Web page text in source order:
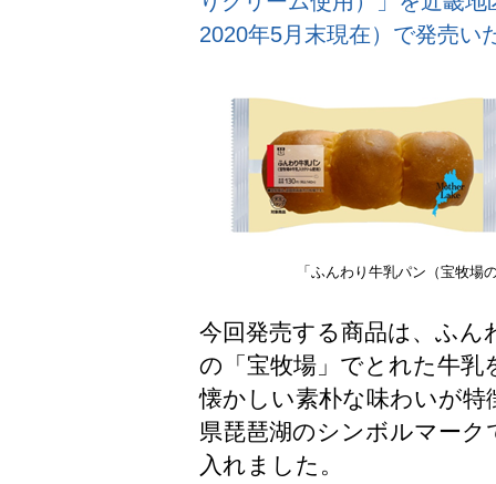
2020年5月末現在）で発売い
「ふんわり牛乳パン（宝牧場
今回発売する商品は、ふん
の「宝牧場」でとれた牛
懐かしい素朴な味わいが
県琵琶湖のシンボルマー
入れました。